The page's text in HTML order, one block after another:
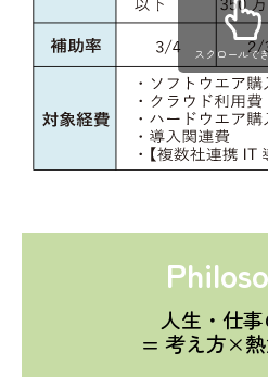
スクロールで
人生・仕
= 考え方×